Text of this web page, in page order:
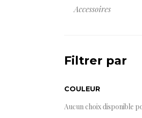
Accessoires
Filtrer par
COULEUR
Aucun choix disponible